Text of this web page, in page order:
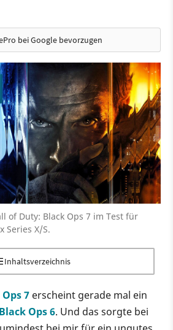
bei Google bevorzugen
of Duty: Black Ops 7 im Test für
Series X/S.
Inhaltsverzeichnis
7 erscheint gerade mal ein
Black Ops 6. Und das sorgte bei